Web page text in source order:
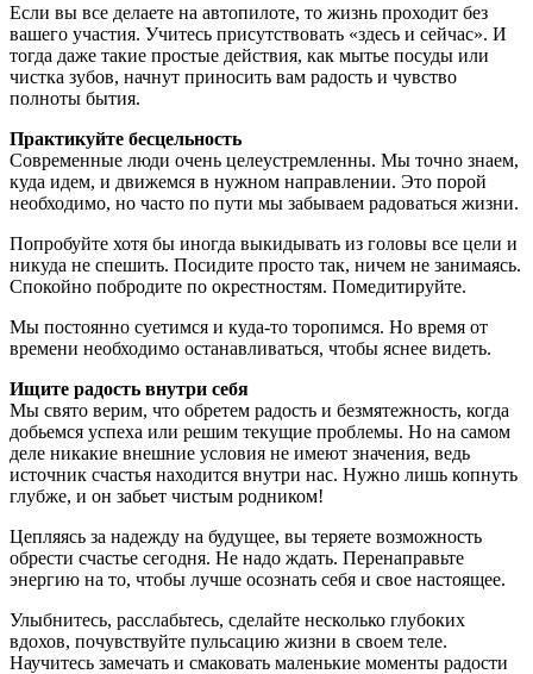
Если вы все делаете на автопилоте, то жизнь проходит без
вашего участия. Учитесь присутствовать «здесь и сейчас». И
тогда даже такие простые действия, как мытье посуды или
чистка зубов, начнут приносить вам радость и чувство
полноты бытия.
Практикуйте бесцельность
Современные люди очень целеустремленны. Мы точно знаем,
куда идем, и движемся в нужном направлении. Это порой
необходимо, но часто по пути мы забываем радоваться жизни.
Попробуйте хотя бы иногда выкидывать из головы все цели и
никуда не спешить. Посидите просто так, ничем не занимаясь.
Спокойно побродите по окрестностям. Помедитируйте.
Мы постоянно суетимся и куда-то торопимся. Но время от
времени необходимо останавливаться, чтобы яснее видеть.
Ищите радость внутри себя
Мы свято верим, что обретем радость и безмятежность, когда
добьемся успеха или решим текущие проблемы. Но на самом
деле никакие внешние условия не имеют значения, ведь
источник счастья находится внутри нас. Нужно лишь копнуть
глубже, и он забьет чистым родником!
Цепляясь за надежду на будущее, вы теряете возможность
обрести счастье сегодня. Не надо ждать. Перенаправьте
энергию на то, чтобы лучше осознать себя и свое настоящее.
Улыбнитесь, расслабьтесь, сделайте несколько глубоких
вдохов, почувствуйте пульсацию жизни в своем теле.
Научитесь замечать и смаковать маленькие моменты радости